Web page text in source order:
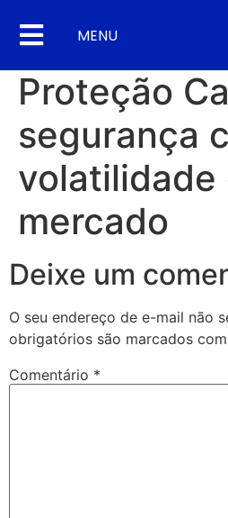
MENU
Proteção
segurança
volatilidade
mercado
Deixe um
O seu endereço de e-mail não
obrigatórios são marcados com
Comentário *